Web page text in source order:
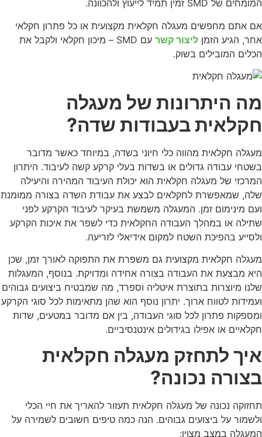
המומחים של SMD זמין תמיד לייעוץ ולהכוונה.
אם אתם מחפשים מעגלה חקלאית מקצועית או כל פתרון חקלאי
אחר, הגיע הזמן ליצור קשר
עם SMD – מיכון חקלאי ולקבל את
הכלים המובילים בשוק.
מה היתרונות של מעגלה
חקלאית בעבודות שדה?
מעגלה חקלאית מהווה כלי חיוני בשדה, במיוחד כאשר מדובר
בשטחי עבודה גדולים או בשדות בעלי קרקע קשה לעיבוד. היתרון
המרכזי של מעגלה חקלאית הוא יכולת העיבוד המהירה והיעילה
שלה, שמאפשרת לחקלאים לבצע את עבודת השדה בצורה ממומנת
ועם מינימום זמן. המעגלה משמשת בעיקר לעיבוד הקרקע לפני
שתילה או במהלך העבודה החקלאית כדי לשפר את איכות הקרקע
ולסייע בהפיכת השטח למקום אידיאלי לזריעה.
מעגלה חקלאית מקצועית גם משפרת את התפוקה לאורך זמן, שכן
היא מבצעת את העבודה בצורה אחידה ומדויקת. בנוסף, המעגלות
שלנו מיוצרות בתוצרת איטליה וספרד, מה שמבטיח ביצועים גבוהים
ועמידות לטווח ארוך. יתרון נוסף הוא שהן מתאימות לכל סוגי הקרקע
ומספקות פתרון לכל סוגי העבודה, בין אם מדובר במטעים, שדות
חקלאיים או אפילו בגידולים אינטנסיביים.
איך לתחזק מעגלה חקלאית
בצורה נכונה?
תחזוקה נכונה של מעגלה חקלאית תעזור להאריך את חיי הכלי
ולשמור על ביצועים גבוהים. הנה כמה טיפים חשובים לשמירה על
המעגלה במצב מצוין: